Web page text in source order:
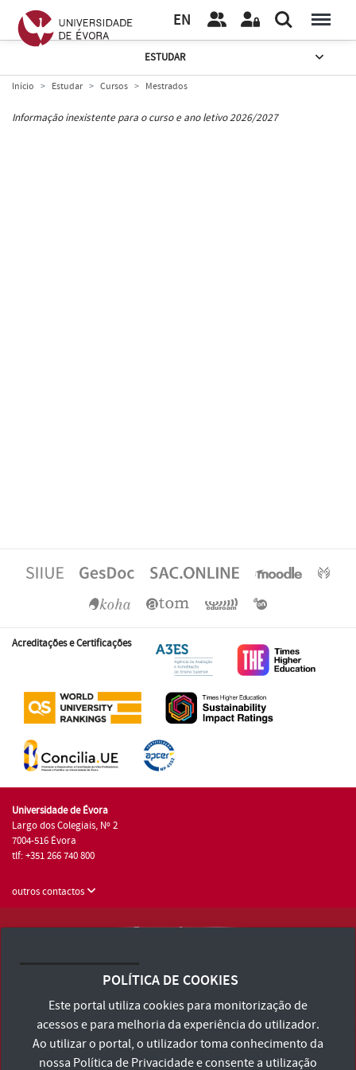
EN
ESTUDAR
Início Estudar Cursos Mestrados
Informação inexistente para o curso e ano letivo 2026/2027
Acreditações e Certificações
Universidade de Évora
Largo dos Colegiais, Nº 2
7004-516 Évora
tlf: +351 266 740 800
outros contactos
Consulte os Termos e Condições e Política de Privacidade
Declaração de Acessibilidade
POLÍTICA DE COOKIES
Este portal utiliza cookies para monitorização de
acessos e para melhoria da experiência do utilizador.
Ao utilizar o portal, o utilizador toma conhecimento da
nossa Política de Privacidadee consente a utilização